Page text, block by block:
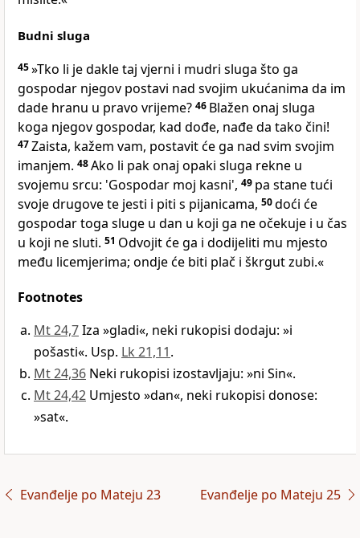
Budni sluga
45»Tko li je dakle taj vjerni i mudri sluga što ga
gospodar njegov postavi nad svojim ukućanima da im
dade hranu u pravo vrijeme? 46 Blažen onaj sluga
koga njegov gospodar, kad dođe, nađe da tako čini!
47Zaista, kažem vam, postavit će ga nad svim svojim
imanjem. 48Ako li pak onaj opaki sluga rekne u
svojemu srcu: 'Gospodar moj kasni', 49 pa stane tući
svoje drugove te jesti i piti s pijanicama, 50doći će
gospodar toga sluge u dan u koji ga ne očekuje i u čas
u koji ne sluti. 51 Odvojit će ga i dodijeliti mu mjesto
među licemjerima; ondje će biti plač i škrgut zubi.«
Footnotes
Mt 24,7Iza »gladi«, neki rukopisi dodaju: »i
pošasti«. Usp. Lk 21,11.
Mt 24,36 Neki rukopisi izostavljaju: »ni Sin«.
Mt 24,42 Umjesto »dan«, neki rukopisi donose:
»sat«.
Evanđelje po Mateju 23 Evanđelje po Mateju 25